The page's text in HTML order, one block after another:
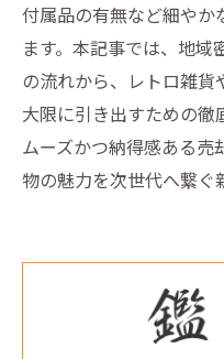
付属品の有無など細やか
ます。本記事では、地
の流れから、レトロ雑貨
大限に引き出すための徹
ムーズかつ納得感ある
物の魅力を次世代へ繋ぐ